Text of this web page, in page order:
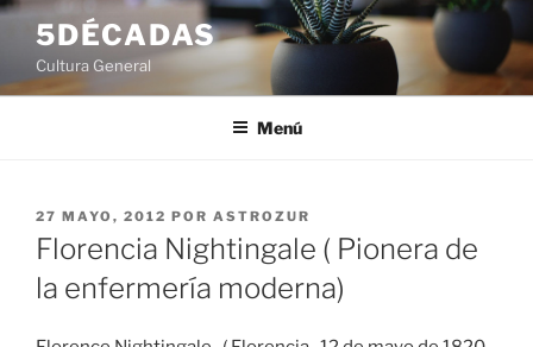
Saltar
contenido
5DÉCADAS
Cultura General
Menú
PUBLICADO
EL
27 MAYO, 2012 POR ASTROZUR
Florencia Nightingale ( Pionera de
la enfermería moderna)